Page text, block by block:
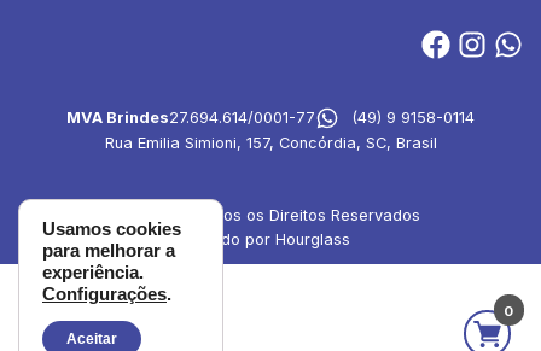
MVA Brindes27.694.614/0001-77
(49) 9 9158-0114
Rua Emilia Simioni, 157, Concórdia, SC, Brasil
0
© 2024 - Todos os Direitos Reservados
Criado por Hourglass
Usamos cookies
para melhorar a
experiência.
Configurações.
Aceitar